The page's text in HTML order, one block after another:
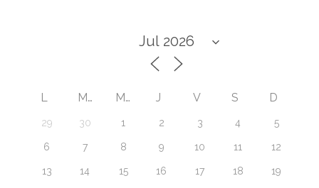
L M M J V S D
29 30 1 2 3 4 5
6 7 8 9 10 11 12
13 14 15 16 17 18 19